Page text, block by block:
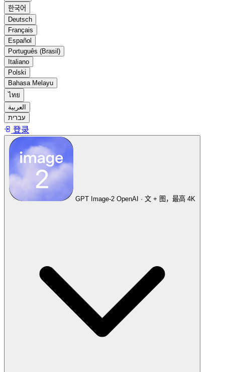
한국어
Deutsch
Français
Español
Português (Brasil)
Italiano
Polski
Bahasa Melayu
ไทย
العربية
עברית
登录
GPT Image-2 OpenAI · 文 + 图，最高 4K